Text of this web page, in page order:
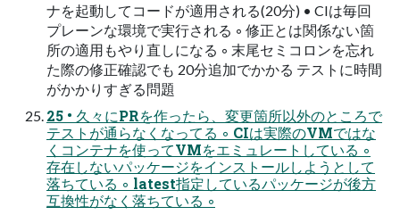
ナを起動してコードが適用される(20分) • CIは毎回
プレーンな環境で実行される ◦ 修正とは関係ない箇
所の適用もやり直しになる ◦ 末尾セミコロンを忘れ
た際の修正確認でも 20分追加でかかる テストに時間
がかかりすぎる問題
25 • 久々にPRを作ったら、変更箇所以外のところで
テストが通らなくなってる ◦ CIは実際のVMではな
くコンテナを使ってVMをエミュレートしている ◦
存在しないパッケージをインストールしようとして
落ちている ◦ latest指定しているパッケージが後方
互換性がなく落ちている ◦